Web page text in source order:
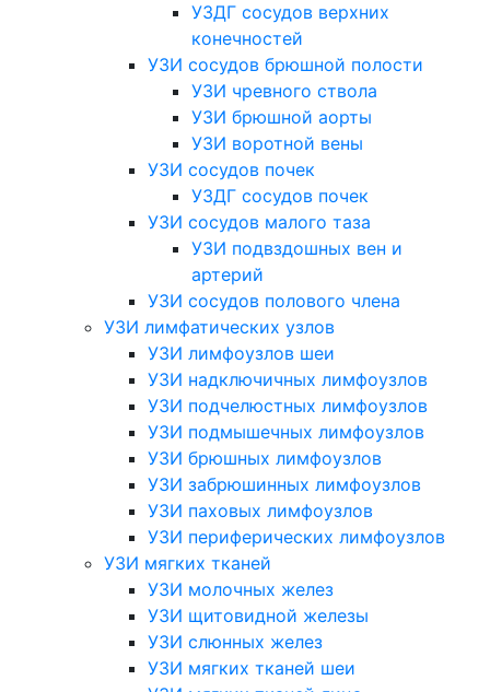
УЗДГ сосудов верхних
конечностей
УЗИ сосудов брюшной полости
УЗИ чревного ствола
УЗИ брюшной аорты
УЗИ воротной вены
УЗИ сосудов почек
УЗДГ сосудов почек
УЗИ сосудов малого таза
УЗИ подвздошных вен и
артерий
УЗИ сосудов полового члена
УЗИ лимфатических узлов
УЗИ лимфоузлов шеи
УЗИ надключичных лимфоузлов
УЗИ подчелюстных лимфоузлов
УЗИ подмышечных лимфоузлов
УЗИ брюшных лимфоузлов
УЗИ забрюшинных лимфоузлов
УЗИ паховых лимфоузлов
УЗИ периферических лимфоузлов
УЗИ мягких тканей
УЗИ молочных желез
УЗИ щитовидной железы
УЗИ слюнных желез
УЗИ мягких тканей шеи